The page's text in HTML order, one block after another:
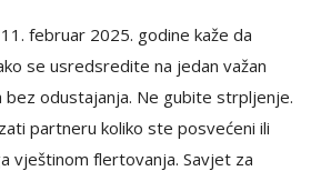
februar 2025. godine kaže da
se usredsredite na jedan važan
bez odustajanja. Ne gubite strpljenje.
partneru koliko ste posvećeni ili
vještinom flertovanja. Savjet za